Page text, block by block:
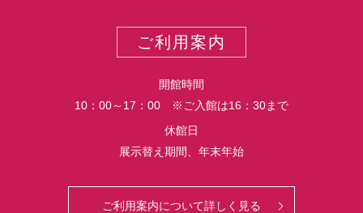
ご利用案内
開館時間
10：00～17：00 ※ご入館は16：30まで
休館日
展示替え期間、年末年始
ご利用案内について詳しく見る